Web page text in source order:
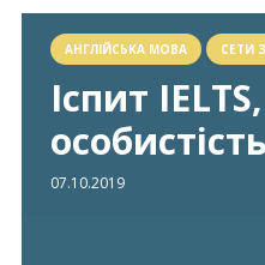
АНГЛІЙСЬКА МОВА СЕТИ
Іспит
07.10.2019